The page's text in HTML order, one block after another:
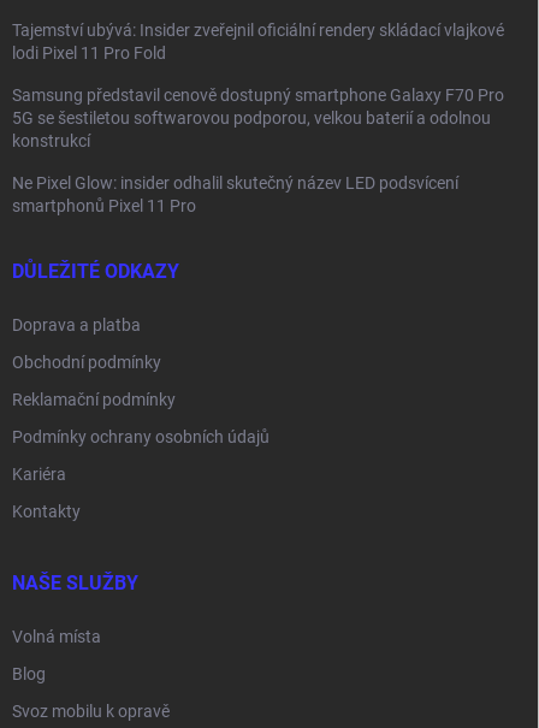
Tajemství ubývá: Insider zveřejnil oficiální rendery skládací vlajkové
lodi Pixel 11 Pro Fold
Samsung představil cenově dostupný smartphone Galaxy F70 Pro
5G se šestiletou softwarovou podporou, velkou baterií a odolnou
konstrukcí
Ne Pixel Glow: insider odhalil skutečný název LED podsvícení
smartphonů Pixel 11 Pro
DŮLEŽITÉ ODKAZY
Doprava a platba
Obchodní podmínky
Reklamační podmínky
Podmínky ochrany osobních údajů
Kariéra
Kontakty
NAŠE SLUŽBY
Volná místa
Blog
Svoz mobilu k opravě